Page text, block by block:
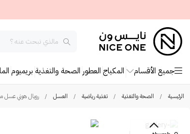
جميع الأقسام المكياج العطور الصحة والتغذية بريميوم
الرئيسية / الصحة والتغذية / تغذية رياضية / العسل / رويال هوني عسل معزز